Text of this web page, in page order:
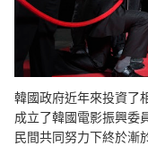
韓國政府近年來投資了
成立了韓國電影振興委
民間共同努力下終於漸